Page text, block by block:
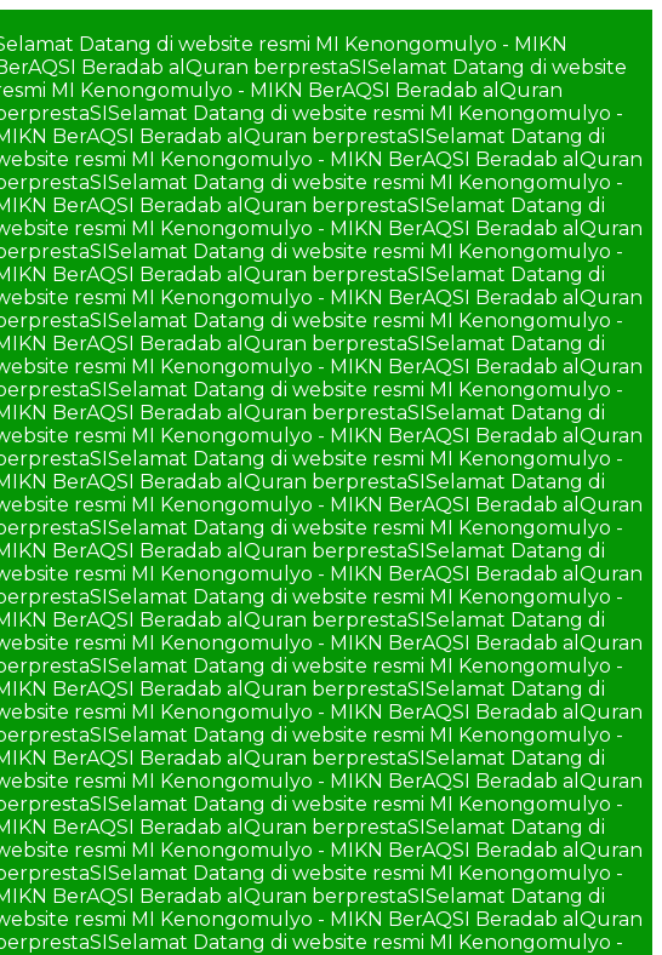
Datang di website resmi MI Kenongomulyo - MIKN
Beradab alQuran berprestaSISelamat Datang di website
MI Kenongomulyo - MIKN BerAQSI Beradab alQuran
Selamat Datang di website resmi MI Kenongomulyo -
BerAQSI Beradab alQuran berprestaSISelamat Datang di
resmi MI Kenongomulyo - MIKN BerAQSI Beradab alQuran
Selamat Datang di website resmi MI Kenongomulyo -
BerAQSI Beradab alQuran berprestaSISelamat Datang di
resmi MI Kenongomulyo - MIKN BerAQSI Beradab alQuran
Selamat Datang di website resmi MI Kenongomulyo -
BerAQSI Beradab alQuran berprestaSISelamat Datang di
resmi MI Kenongomulyo - MIKN BerAQSI Beradab alQuran
Selamat Datang di website resmi MI Kenongomulyo -
BerAQSI Beradab alQuran berprestaSISelamat Datang di
resmi MI Kenongomulyo - MIKN BerAQSI Beradab alQuran
Selamat Datang di website resmi MI Kenongomulyo -
BerAQSI Beradab alQuran berprestaSISelamat Datang di
resmi MI Kenongomulyo - MIKN BerAQSI Beradab alQuran
Selamat Datang di website resmi MI Kenongomulyo -
BerAQSI Beradab alQuran berprestaSISelamat Datang di
resmi MI Kenongomulyo - MIKN BerAQSI Beradab alQuran
Selamat Datang di website resmi MI Kenongomulyo -
BerAQSI Beradab alQuran berprestaSISelamat Datang di
resmi MI Kenongomulyo - MIKN BerAQSI Beradab alQuran
Selamat Datang di website resmi MI Kenongomulyo -
BerAQSI Beradab alQuran berprestaSISelamat Datang di
resmi MI Kenongomulyo - MIKN BerAQSI Beradab alQuran
Selamat Datang di website resmi MI Kenongomulyo -
BerAQSI Beradab alQuran berprestaSISelamat Datang di
resmi MI Kenongomulyo - MIKN BerAQSI Beradab alQuran
Selamat Datang di website resmi MI Kenongomulyo -
BerAQSI Beradab alQuran berprestaSISelamat Datang di
resmi MI Kenongomulyo - MIKN BerAQSI Beradab alQuran
Selamat Datang di website resmi MI Kenongomulyo -
BerAQSI Beradab alQuran berprestaSISelamat Datang di
resmi MI Kenongomulyo - MIKN BerAQSI Beradab alQuran
Selamat Datang di website resmi MI Kenongomulyo -
BerAQSI Beradab alQuran berprestaSISelamat Datang di
resmi MI Kenongomulyo - MIKN BerAQSI Beradab alQuran
Selamat Datang di website resmi MI Kenongomulyo -